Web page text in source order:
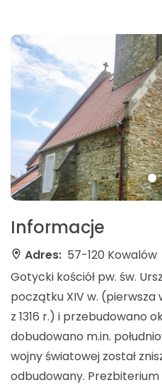
Informacje
Adres: 57-120 Kowalów
Gotycki kościół pw. św.
początku XIV w.
z 1316 r.) i przebudowano
dobudowano m.in.
wojny światowej został
odbudowany.